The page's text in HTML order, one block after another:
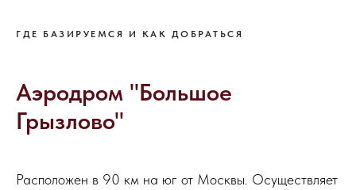
ГДЕ БАЗИРУЕМСЯ И КАК ДОБРАТЬСЯ
Аэродром "Большое
Грызлово"
Расположен в 90 км на юг от Москвы. Осуществляет